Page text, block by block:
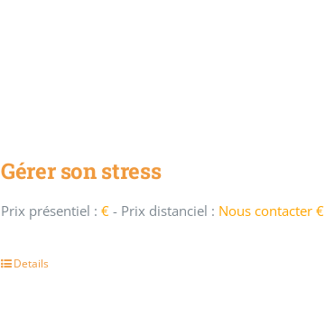
Gérer son stress
Prix présentiel : €- Prix distanciel : Nous contacter €
Details